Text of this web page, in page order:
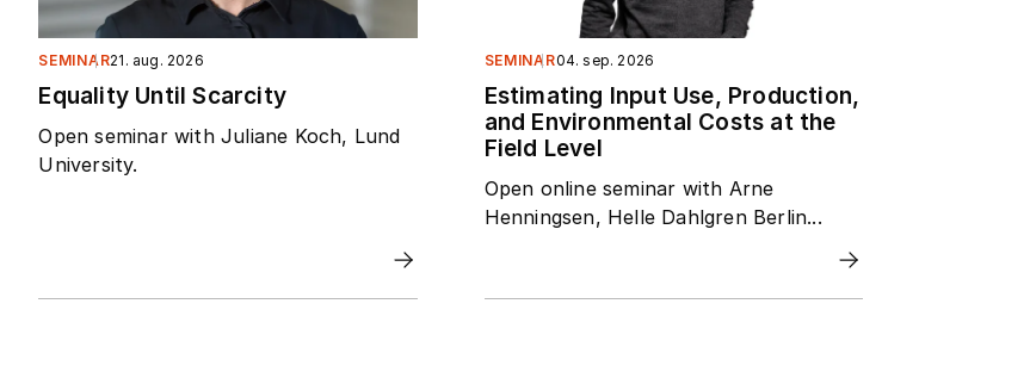
SEMINAR21. aug. 2026
Equality Until Scarcity
Open seminar with Juliane Koch, Lund
University.
SEMINAR04. sep. 2026
Estimating Input Use, Production,
and Environmental Costs at the
Field Level
Open online seminar with Arne
Henningsen, Helle Dahlgren Berlin...